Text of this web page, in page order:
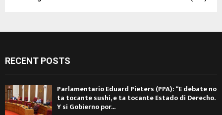
RECENT POSTS
Parlamentario Eduard Pieters (PPA): “E debate no
ta tocante sushi, e ta tocante Estado di Derecho.
Y si Gobierno por...